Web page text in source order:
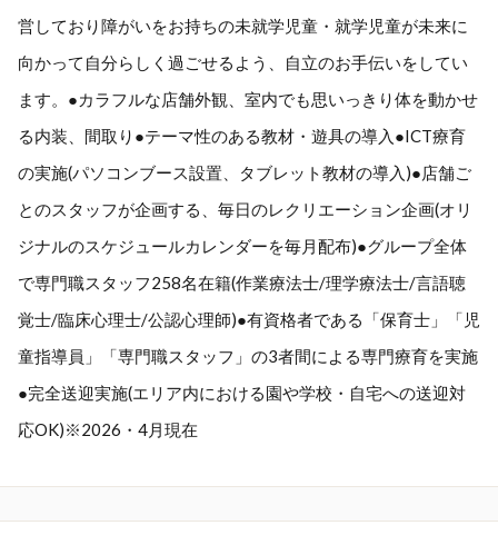
営しており障がいをお持ちの未就学児童・就学児童が未来に
向かって自分らしく過ごせるよう、自立のお手伝いをしてい
ます。●カラフルな店舗外観、室内でも思いっきり体を動かせ
る内装、間取り●テーマ性のある教材・遊具の導入●ICT療育
の実施(パソコンブース設置、タブレット教材の導入)●店舗ご
とのスタッフが企画する、毎日のレクリエーション企画(オリ
ジナルのスケジュールカレンダーを毎月配布)●グループ全体
で専門職スタッフ258名在籍(作業療法士/理学療法士/言語聴
覚士/臨床心理士/公認心理師)●有資格者である「保育士」「児
童指導員」「専門職スタッフ」の3者間による専門療育を実施
●完全送迎実施(エリア内における園や学校・自宅への送迎対
応OK)※2026・4月現在